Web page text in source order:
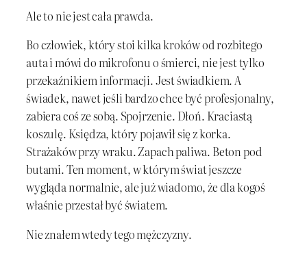
Ale to nie jest cała prawda.
Bo człowiek, który stoi kilka kroków od rozbitego
auta i mówi do mikrofonu o śmierci, nie jest tylko
przekaźnikiem informacji. Jest świadkiem. A
świadek, nawet jeśli bardzo chce być profesjonalny,
zabiera coś ze sobą. Spojrzenie. Dłoń. Kraciastą
koszulę. Księdza, który pojawił się z korka.
Strażaków przy wraku. Zapach paliwa. Beton pod
butami. Ten moment, w którym świat jeszcze
wygląda normalnie, ale już wiadomo, że dla kogoś
właśnie przestał być światem.
Nie znałem wtedy tego mężczyzny.